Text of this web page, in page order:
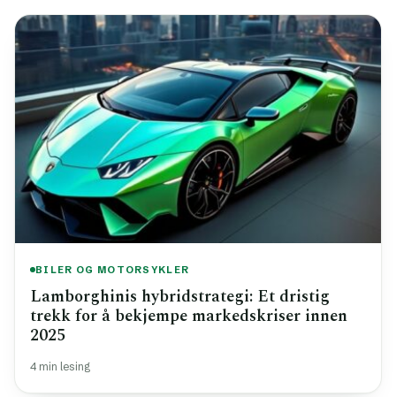
BILER OG MOTORSYKLER
Lamborghinis hybridstrategi: Et dristig
trekk for å bekjempe markedskriser innen
2025
4 min lesing